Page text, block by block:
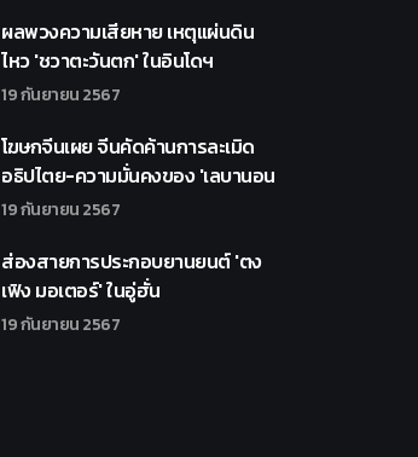
ผลพวงความเสียหาย เหตุแผ่นดิน
ไหว 'ชวาตะวันตก' ในอินโดฯ
19 กันยายน 2567
โฆษกจีนเผย จีนคัดค้านการละเมิด
อธิปไตย-ความมั่นคงของ 'เลบานอน
19 กันยายน 2567
ส่องสายการประกอบยานยนต์ 'ตง
เฟิง มอเตอร์' ในอู่ฮั่น
19 กันยายน 2567